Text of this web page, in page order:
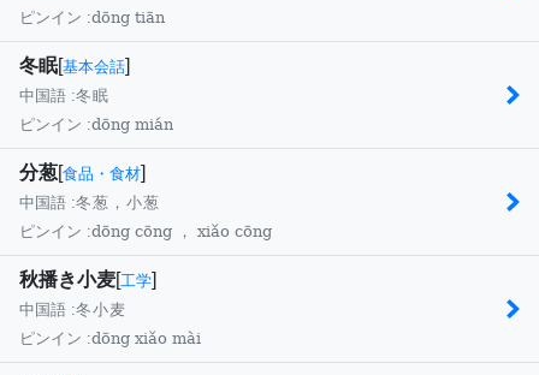
ピンイン :dōng tiān
冬眠[基本会話]
中国語 :冬眠
ピンイン :dōng mián
分葱[食品・食材]
中国語 :冬葱，小葱
ピンイン :dōng cōng ， xiǎo cōng
秋播き小麦[工学]
中国語 :冬小麦
ピンイン :dōng xiǎo mài